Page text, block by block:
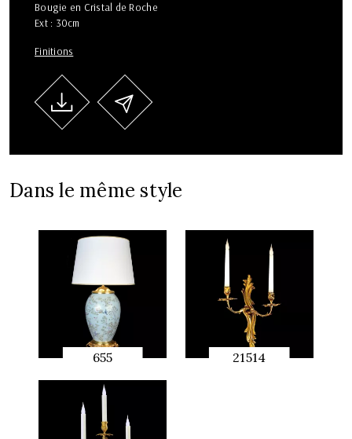
Bougie en Cristal de Roche
Ext : 30cm
Finitions
Dans le même style
655
APERÇU
RAPIDE
21514